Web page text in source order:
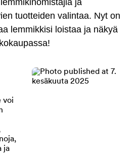
ja
tuotteiden valintaa. Nyt on
lemmikkisi loistaa ja näkyä